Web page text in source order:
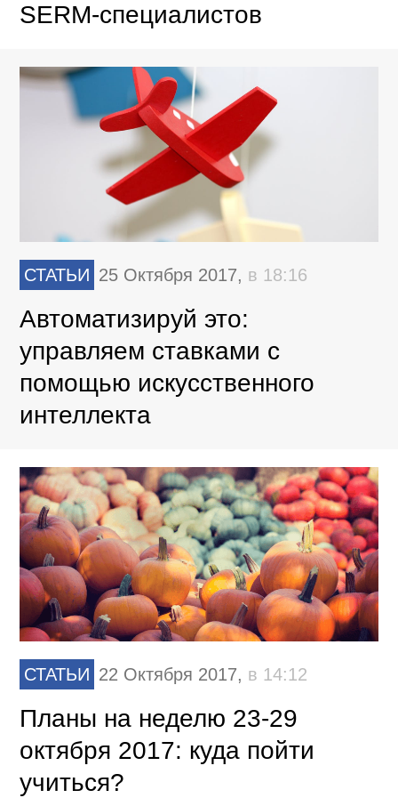
SERM-специалистов
СТАТЬИ 25 Октября 2017, в 18:16
Автоматизируй это:
управляем ставками с
помощью искусственного
интеллекта
СТАТЬИ 22 Октября 2017, в 14:12
Планы на неделю 23-29
октября 2017: куда пойти
учиться?